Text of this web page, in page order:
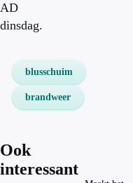
AD
dinsdag.
blusschuim
brandweer
Ook
interessant